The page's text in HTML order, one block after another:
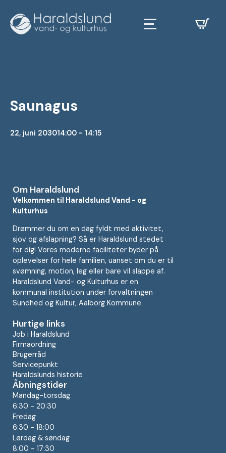
Saunagus
22, juni 203014:00 - 14:15
Om Haraldslund
Velkommen til Haraldslund Vand - og
Kulturhus
Drømmer du om en dag fyldt med aktivitet,
sjov og afslapning? Så er Haraldslund stedet
for dig! Vores moderne faciliteter byder på
oplevelser for hele familien, uanset om du er til
svømning, motion, leg eller bare vil slappe af.
Haraldslund Vand- og Kulturhus er en
kommunal institution under forvaltningen
Sundhed og Kultur, Aalborg Kommune.
Hurtige links
Job i Haraldslund
Firmaordning
Brugerråd
Servicepunkt
Haraldslunds historie
Åbningstider
Mandag-torsdag
6:30 - 20:30
Fredag
6:30 - 18:00
Lørdag & søndag
8:00 - 17:30